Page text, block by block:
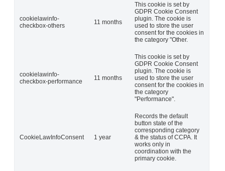
cookielawinfo-
checkbox-others
11 months
This cookie is set by
GDPR Cookie Consent
plugin. The cookie is
used to store the user
consent for the cookies in
the category "Other.
cookielawinfo-
checkbox-performance
11 months
This cookie is set by
GDPR Cookie Consent
plugin. The cookie is
used to store the user
consent for the cookies in
the category
"Performance".
CookieLawInfoConsent 1 year
Records the default
button state of the
corresponding category
& the status of CCPA. It
works only in
coordination with the
primary cookie.